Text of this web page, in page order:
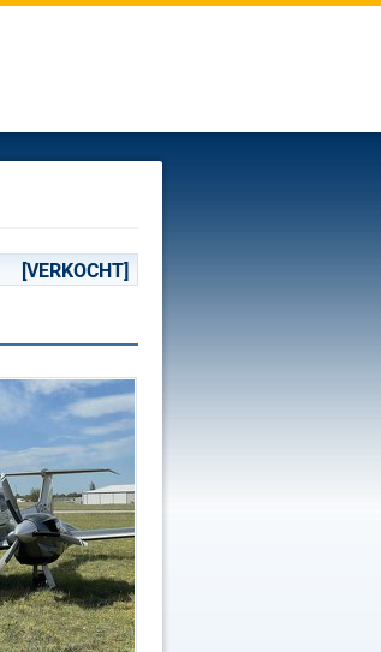
[VERKOCHT]